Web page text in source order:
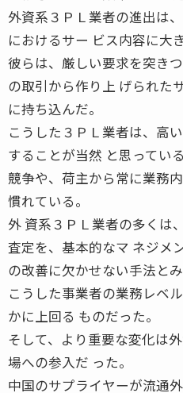
外資系３ＰＬ業者の進出は
におけるサー ビス内容に大
彼らは、厳しい要求を突き
の取引から作り上 げられた
に持ち込んだ。
こうした３ＰＬ業者は、高
することが当然 と思ってい
競争や、荷主から常に業務
慣れている。
外 資系３ＰＬ業者の多くは
査定を、基本的なマ ネジメ
の改善に欠かせない手法とみ
こうした事業者の業務レベ
かに上回る ものだった。
そして、より重要な変化は
場への参入だ った。
中国のサプライヤーが流通